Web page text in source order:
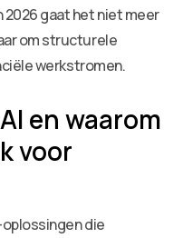
gaat het niet meer
om structurele
werkstromen.
en waarom
voor
die